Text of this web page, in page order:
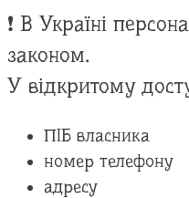
❗ В Україні
законом.
У відкритому
ПІБ власника
номер телефону
адресу